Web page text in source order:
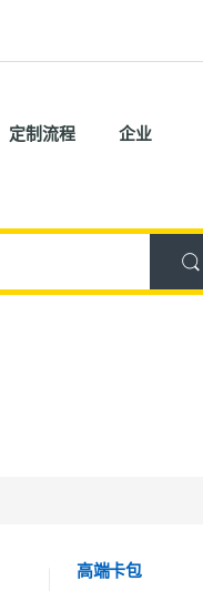
定制流程 企业
高端卡包